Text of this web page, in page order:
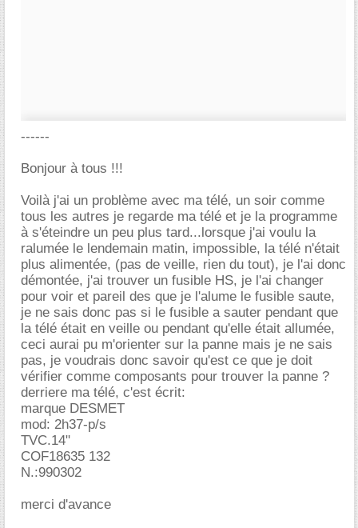
------
Bonjour à tous !!!
Voilà j'ai un problème avec ma télé, un soir comme
tous les autres je regarde ma télé et je la programme
à s'éteindre un peu plus tard...lorsque j'ai voulu la
ralumée le lendemain matin, impossible, la télé n'était
plus alimentée, (pas de veille, rien du tout), je l'ai donc
démontée, j'ai trouver un fusible HS, je l'ai changer
pour voir et pareil des que je l'alume le fusible saute,
je ne sais donc pas si le fusible a sauter pendant que
la télé était en veille ou pendant qu'elle était allumée,
ceci aurai pu m'orienter sur la panne mais je ne sais
pas, je voudrais donc savoir qu'est ce que je doit
vérifier comme composants pour trouver la panne ?
derriere ma télé, c'est écrit:
marque DESMET
mod: 2h37-p/s
TVC.14"
COF18635 132
N.:990302
merci d'avance